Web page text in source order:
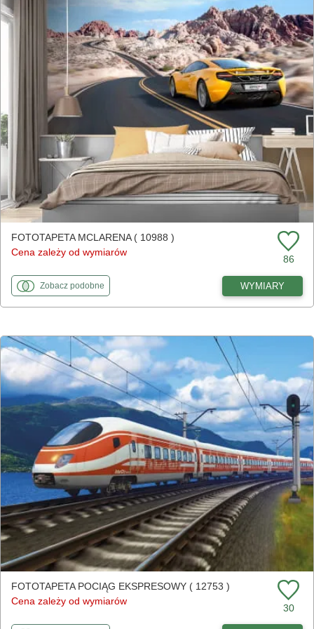
FOTOTAPETA MCLARENA ( 10988 )
Cena zależy od wymiarów
86
Zobaczfototapety
podobnedo McLarena WYMIARY
FOTOTAPETA POCIĄG EKSPRESOWY ( 12753 )
Cena zależy od wymiarów
30